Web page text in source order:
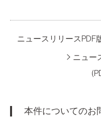
ニュースリリースPDF
ニュー
本件についてのお